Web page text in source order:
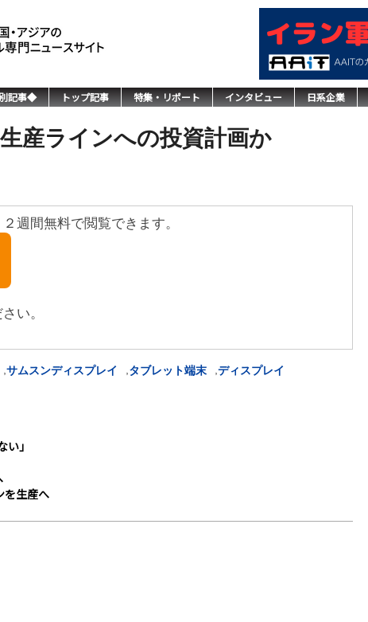
記事◆ トップ記事 特集・リポート インタビュー 日系企業
産ラインへの投資計画か
週間無料で閲覧できます。
い。
サムスンディスプレイ タブレット端末 ディスプレイ
」
を生産へ